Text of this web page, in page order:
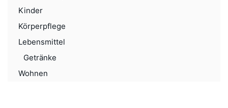
Kinder
Körperpflege
Lebensmittel
Getränke
Wohnen